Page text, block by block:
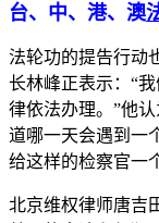
台、中、港、澳
法轮功的提告行动
长林峰正表示：“
律依法办理。”他
道哪一天会遇到一
给这样的检察官一
北京维权律师唐吉